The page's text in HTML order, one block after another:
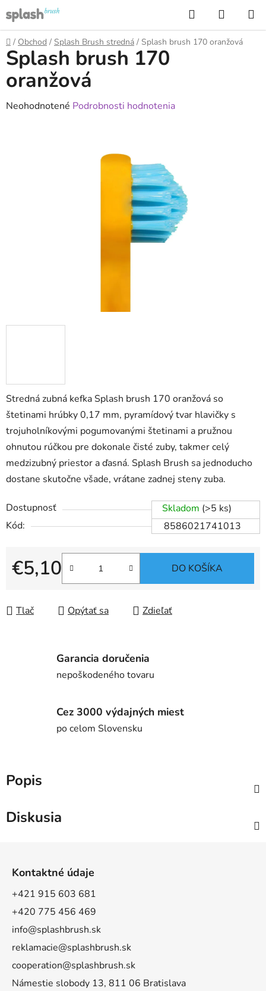
Prejsť
na
obsah
Hľadať
KOŠÍK
Domov
/ Obchod / Splash Brush stredná / Splash brush 170 oranžová
Stredná zubná kefka Splash brush 170 oranžová so
štetinami hrúbky 0,17 mm, pyramídový tvar hlavičky s
trojuholníkovými pogumovanými štetinami a pružnou
ohnutou rúčkou pre dokonale čisté zuby, takmer celý
medzizubný priestor a ďasná. Splash Brush sa jednoducho
dostane skutočne všade, vrátane zadnej steny zuba.
Dostupnosť Skladom (>5 ks)
Kód:
8586021741013
€5,10
Jednotková cena:
DO KOŠÍKA
Tlač Opýtať sa Zdieľať
Splash brush 170
oranžová
Priemerné
Neohodnotené Podrobnosti hodnotenia
Garancia doručenia
nepoškodeného tovaru
Cez 3000 výdajných miest
po celom Slovensku
Popis
Diskusia
Kontaktné údaje
+421 915 603 681
+420 775 456 469
info@splashbrush.sk
reklamacie@splashbrush.sk
cooperation@splashbrush.sk
Námestie slobody 13, 811 06 Bratislava